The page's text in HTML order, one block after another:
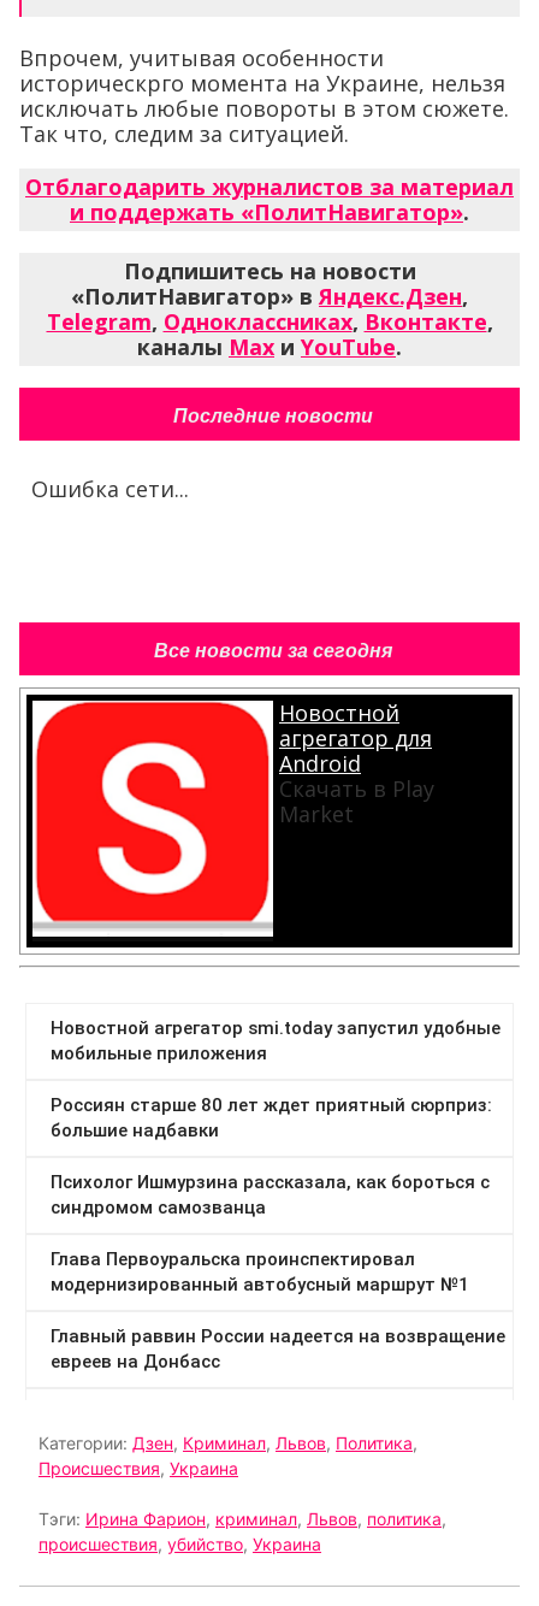
Впрочем, учитывая особенности
историческрго момента на Украине, нельзя
исключать любые повороты в этом сюжете.
Так что, следим за ситуацией.
Отблагодарить журналистов за материал
и поддержать «ПолитНавигатор».
Подпишитесь на новости
«ПолитНавигатор» в Яндекс.Дзен,
Telegram, Одноклассниках, Вконтакте,
каналы Max и YouTube.
Последние новости
Ошибка сети...
Все новости за сегодня
Новостной
агрегатор для
Android
Скачать в Play
Market
Категории: Дзен, Криминал, Львов, Политика,
Происшествия, Украина
Тэги: Ирина Фарион, криминал, Львов, политика,
происшествия, убийство, Украина